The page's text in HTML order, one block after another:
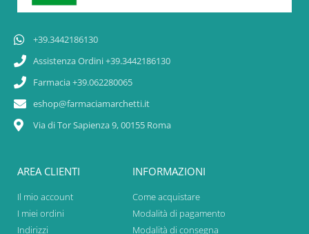
+39.3442186130
Assistenza Ordini +39.3442186130
Farmacia +39.062280065
eshop@farmaciamarchetti.it
Via di Tor Sapienza 9, 00155 Roma
AREA CLIENTI
Il mio account
I miei ordini
Indirizzi
INFORMAZIONI
Come acquistare
Modalità di pagamento
Modalità di consegna